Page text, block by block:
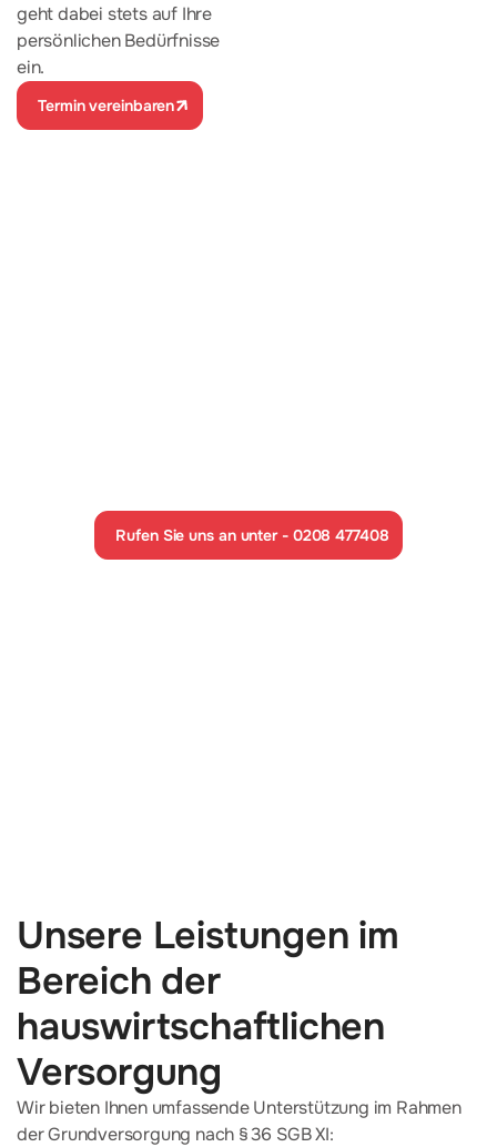
geht dabei stets auf Ihre
persönlichen Bedürfnisse
ein.
Termin vereinbaren
Rufen Sie uns an unter - 0208 477408
Unsere Leistungen im
Bereich der
hauswirtschaftlichen
Versorgung
Wir bieten Ihnen umfassende Unterstützung im Rahmen
der Grundversorgung nach § 36 SGB XI: